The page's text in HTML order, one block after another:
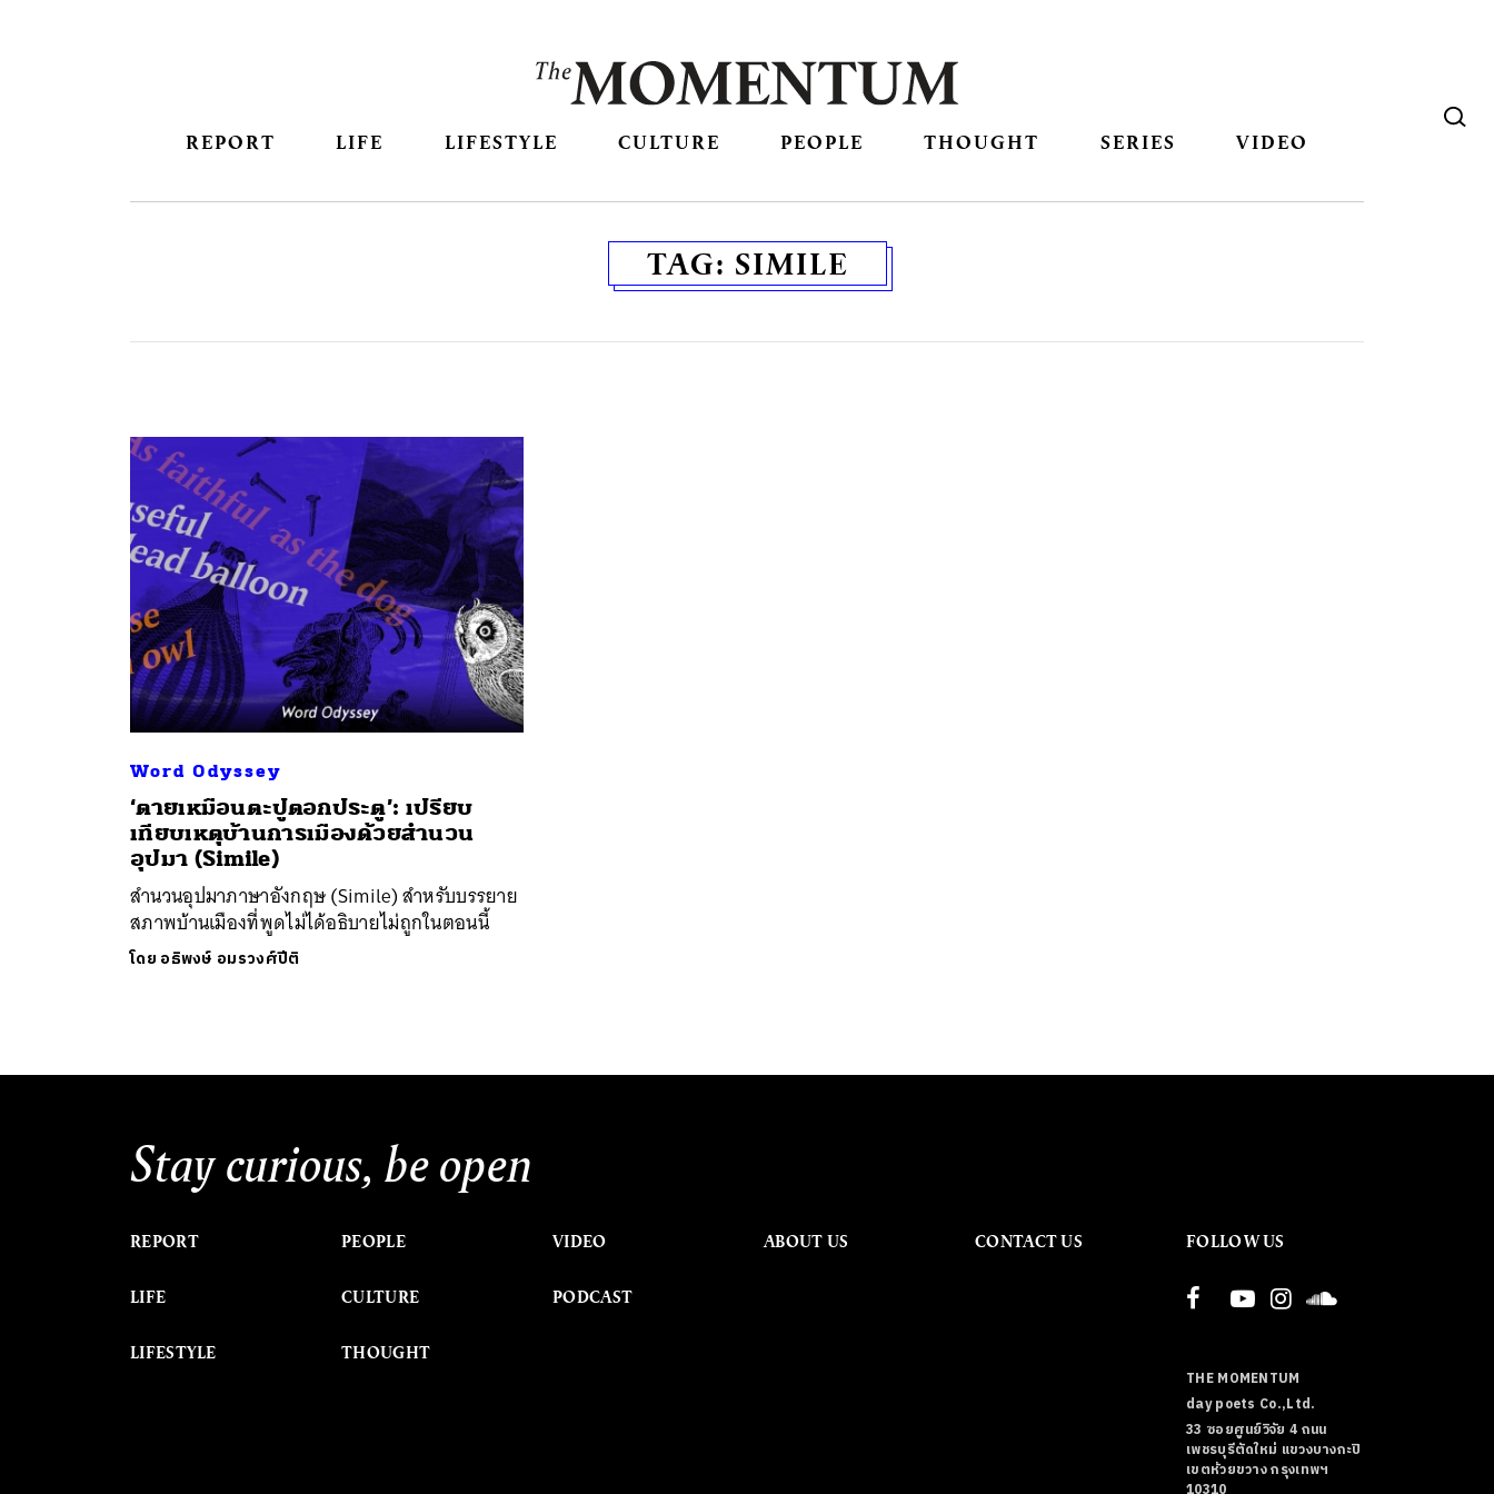
REPORT LIFE LIFESTYLE CULTURE PEOPLE THOUGHT SERIES VIDEO
TAG: SIMILE
Word Odyssey
‘ตายเหมือนตะปูตอกประตู’: เปรียบ
เทียบเหตุบ้านการเมืองด้วยสำนวน
อุปมา (Simile)
สำนวนอุปมาภาษาอังกฤษ (Simile) สำหรับบรรยาย
สภาพบ้านเมืองที่พูดไม่ได้อธิบายไม่ถูกในตอนนี้
โดย อธิพงษ์ อมรวงศ์ปีติ
Stay curious, be open
REPORT
LIFE
LIFESTYLE
PEOPLE
CULTURE
THOUGHT
VIDEO
PODCAST
ABOUT US CONTACT US FOLLOW US
THE MOMENTUM
day poets Co.,Ltd.
33 ซอยศูนย์วิจัย 4 ถนน
เพชรบุรีตัดใหม่ แขวงบางกะปิ
เขตห้วยขวาง กรุงเทพฯ
ค้นหา